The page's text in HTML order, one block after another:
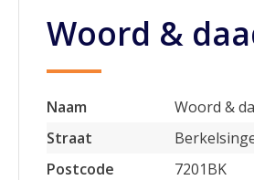
Woord &
Naam
Woord &
Straat
Postcode
7201BK